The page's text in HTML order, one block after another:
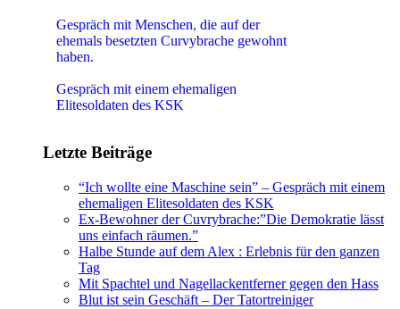
Gespräch mit Menschen, die auf der
ehemals besetzten Curvybrache gewohnt
haben.
Gespräch mit einem ehemaligen
Elitesoldaten des KSK
Letzte Beiträge
“Ich wollte eine Maschine sein” – Gespräch mit einem
ehemaligen Elitesoldaten des KSK
Ex-Bewohner der Cuvrybrache:”Die Demokratie lässt
uns einfach räumen.”
Halbe Stunde auf dem Alex : Erlebnis für den ganzen
Tag
Mit Spachtel und Nagellackentferner gegen den Hass
Blut ist sein Geschäft – Der Tatortreiniger